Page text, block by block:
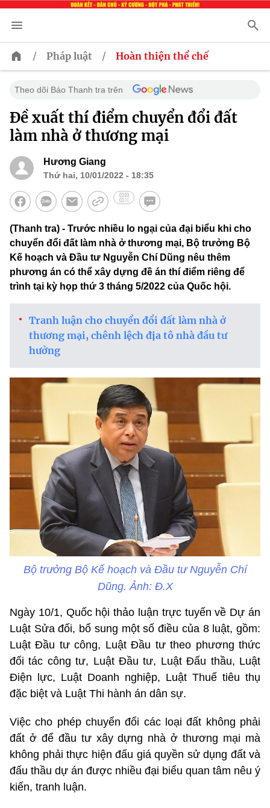
/ Pháp luật / Hoàn thiện thể chế
Theo dõi Báo Thanh tra trên
Đề xuất thí điểm chuyển đổi đất
làm nhà ở thương mại
Hương Giang
Thứ hai, 10/01/2022 - 18:35
(Thanh tra) - Trước nhiều lo ngại của đại biểu khi cho
chuyển đổi đất làm nhà ở thương mại, Bộ trưởng Bộ
Kế hoạch và Đầu tư Nguyễn Chí Dũng nêu thêm
phương án có thể xây dựng đề án thí điểm riêng để
trình tại kỳ họp thứ 3 tháng 5/2022 của Quốc hội.
Tranh luận cho chuyển đổi đất làm nhà ở
thương mại, chênh lệch địa tô nhà đầu tư
hưởng
Bộ trưởng Bộ Kế hoạch và Đầu tư Nguyễn Chí
Dũng. Ảnh: Đ.X
Ngày 10/1, Quốc hội thảo luận trực tuyến về Dự án
Luật Sửa đổi, bổ sung một số điều của 8 luật, gồm:
Luật Đầu tư công, Luật Đầu tư theo phương thức
đối tác công tư, Luật Đầu tư, Luật Đấu thầu, Luật
Điện lực, Luật Doanh nghiệp, Luật Thuế tiêu thụ
đặc biệt và Luật Thi hành án dân sự.
Việc cho phép chuyển đổi các loại đất không phải
đất ở để đầu tư xây dựng nhà ở thương mại mà
không phải thực hiện đấu giá quyền sử dụng đất và
đấu thầu dự án được nhiều đại biểu quan tâm nêu ý
kiến, tranh luận.